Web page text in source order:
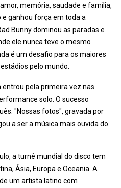
memória, saudade e família,
ganhou força em toda a
Bunny dominou as paradas e
ele nunca teve o mesmo
é um desafio para os maiores
pelo mundo.
entrou pela primeira vez nas
solo. O sucesso
"Nossas fotos", gravada por
a ser a música mais ouvida do
a turnê mundial do disco tem
Ásia, Europa e Oceania. A
um artista latino com